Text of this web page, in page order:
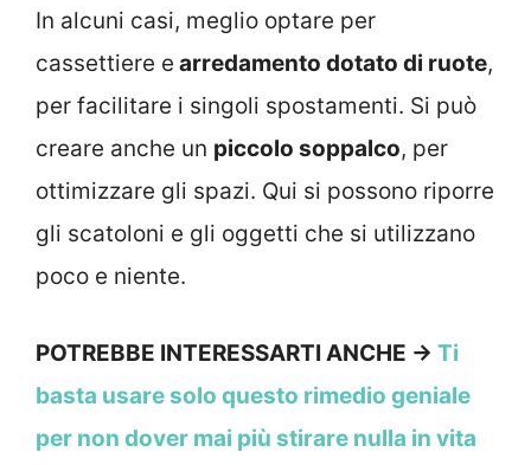
In alcuni casi, meglio optare per
cassettiere e arredamento dotato di ruote,
per facilitare i singoli spostamenti. Si può
creare anche un piccolo soppalco, per
ottimizzare gli spazi. Qui si possono riporre
gli scatoloni e gli oggetti che si utilizzano
poco e niente.
POTREBBE INTERESSARTI ANCHE → Ti
basta usare solo questo rimedio geniale
per non dover mai più stirare nulla in vita